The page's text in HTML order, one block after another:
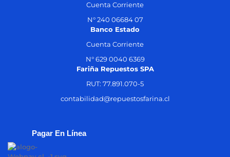
Cuenta Corriente
N° 240 06684 07
Banco Estado
Cuenta Corriente
N° 629 0040 6369
Fariña Repuestos SPA
RUT: 77.891.070-5
contabilidad@repuestosfarina.cl
Pagar En Línea